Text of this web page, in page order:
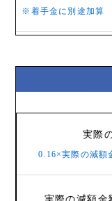
※着手金に別途加算
実際
0.16×実際の減額